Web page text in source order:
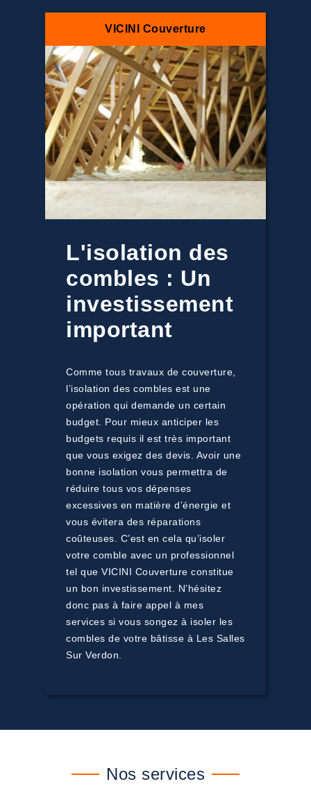
VICINI Couverture
L'isolation des
combles : Un
investissement
important
Comme tous travaux de couverture,
l’isolation des combles est une
opération qui demande un certain
budget. Pour mieux anticiper les
budgets requis il est très important
que vous exigez des devis. Avoir une
bonne isolation vous permettra de
réduire tous vos dépenses
excessives en matière d’énergie et
vous évitera des réparations
coûteuses. C’est en cela qu’isoler
votre comble avec un professionnel
tel que VICINI Couverture constitue
un bon investissement. N’hésitez
donc pas à faire appel à mes
services si vous songez à isoler les
combles de votre bâtisse à Les Salles
Sur Verdon.
Nos services